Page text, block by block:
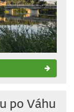
po Váhu